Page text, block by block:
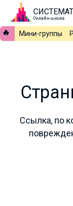
Онлайн-школа
🔥 Мини-группы
Ссылка, по